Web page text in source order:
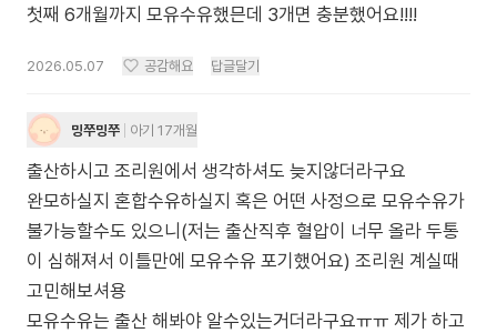
첫째 6개월까지 모유수유했믄데 3개면 충분했어요!!!!
2026.05.07 공감해요 답글달기
밍쭈밍쭈 아기 17개월
출산하시고 조리원에서 생각하셔도 늦지않더라구요
완모하실지 혼합수유하실지 혹은 어떤 사정으로 모유수유가
불가능할수도 있으니(저는 출산직후 혈압이 너무 올라 두통
이 심해져서 이틀만에 모유수유 포기했어요) 조리원 계실때
고민해보셔용
모유수유는 출산 해봐야 알수있는거더라구요ㅠㅠ 제가 하고